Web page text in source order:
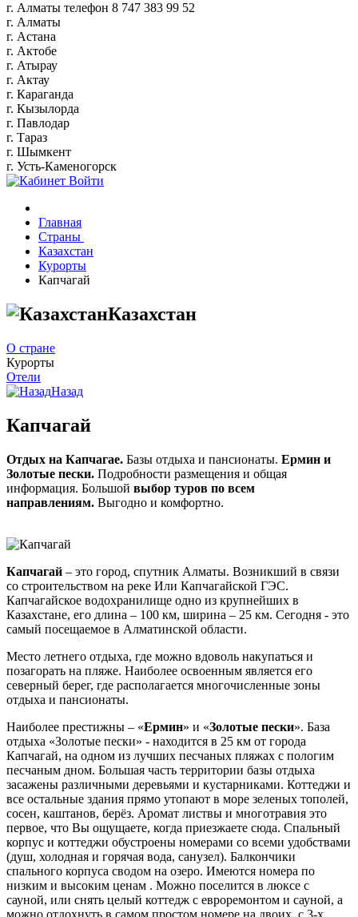
г. Алматы телефон 8 747 383 99 52
г. Алматы
г. Астана
г. Актобе
г. Атырау
г. Актау
г. Караганда
г. Кызылорда
г. Павлодар
г. Тараз
г. Шымкент
г. Усть-Каменогорск
Войти
Главная
Страны
Казахстан
Курорты
Капчагай
Казахстан
О стране
Курорты
Отели
Назад
Капчагай
Отдых на Капчагае. Базы отдыха и пансионаты. Ермин и
Золотые пески. Подробности размещения и общая
информация. Большой выбор туров по всем
направлениям. Выгодно и комфортно.
Капчагай – это город, спутник Алматы. Возникший в связи
со строительством на реке Или Капчагайской ГЭС.
Капчагайское водохранилище одно из крупнейших в
Казахстане, его длина – 100 км, ширина – 25 км. Сегодня - это
самый посещаемое в Алматинской области.
Место летнего отдыха, где можно вдоволь накупаться и
позагорать на пляже. Наиболее освоенным является его
северный берег, где располагается многочисленные зоны
отдыха и пансионаты.
Наиболее престижны – «Ермин» и «Золотые пески». База
отдыха «Золотые пески» - находится в 25 км от города
Капчагай, на одном из лучших песчаных пляжах с пологим
песчаным дном. Большая часть территории базы отдыха
засажены различными деревьями и кустарниками. Коттеджи и
все остальные здания прямо утопают в море зеленых тополей,
сосен, каштанов, берёз. Аромат листвы и многотравия это
первое, что Вы ощущаете, когда приезжаете сюда. Спальный
корпус и коттеджи обустроены номерами со всеми удобствами
(душ, холодная и горячая вода, санузел). Балкончики
спального корпуса сводом на озеро. Имеются номера по
низким и высоким ценам . Можно поселится в люксе с
сауной, или снять целый коттедж с евроремонтом и сауной, а
можно отдохнуть в самом простом номере на двоих, с 3-х